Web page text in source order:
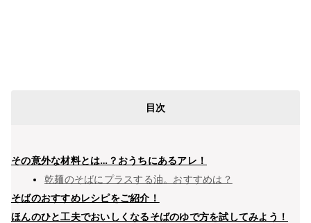
目次
その意外な材料とは…？おうちにあるアレ！
乾麺のそばにプラスする油。おすすめは？
そばのおすすめレシピをご紹介！
ほんのひと工夫でおいしくなるそばのゆで方を試してみよう！